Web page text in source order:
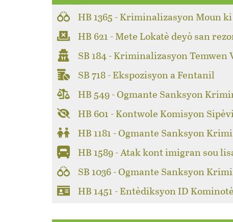
HB 1365 - Kriminalizasyon Moun
HB 621 - Mete Lokatè deyò san
SB 184 - Kriminalizasyon Temwen
SB 718 - Ekspozisyon a Fentanil
HB 549 - Ogmante Sanksyon
HB 601 - Kontwole Komisyon
HB 1181 - Ogmante Sanksyon
HB 1589 - Atak kont imigran sou
SB 1036 - Ogmante Sanksyon
HB 1451 - Entèdiksyon ID